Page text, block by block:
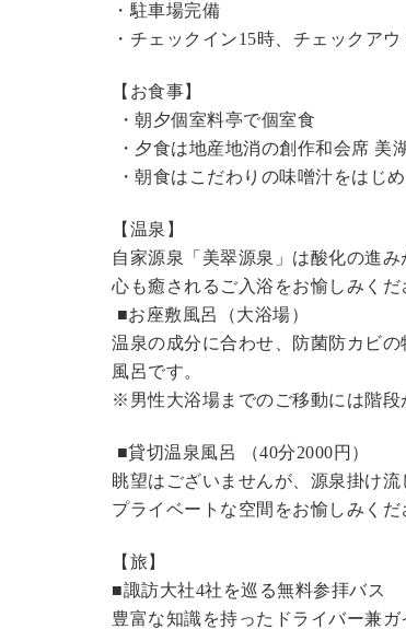
・駐車場完備
・チェックイン15時、チェックアウ
【お食事】
・朝夕個室料亭で個室食
・夕食は地産地消の創作和会席 美
・朝食はこだわりの味噌汁をはじ
【温泉】
自家源泉「美翠源泉」は酸化の進
心も癒されるご入浴をお愉しみくだ
■お座敷風呂（大浴場）
温泉の成分に合わせ、防菌防カビ
風呂です。
※男性大浴場までのご移動には階段
■貸切温泉風呂 （40分2000円）
眺望はございませんが、源泉掛け
プライベートな空間をお愉しみくだ
【旅】
■諏訪大社4社を巡る無料参拝バス
豊富な知識を持ったドライバー兼